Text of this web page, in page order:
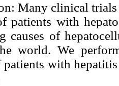
Many clinical trials
patients with
causes of
world. We
patients with